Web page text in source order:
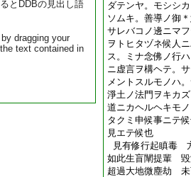
とDDBの見出し語
dragging your
text contained in
ダテンヤ。モシシ
ソムキ。善導ノ御
サレバコノ邊ニマ
ヲトヒタヅネ候人
ス。ミナ念佛ノ行
ニ虚言ヲ構ヘテ。
メントスルモノハ
淨土ノ法門ヲキカ
道ニカヘルヘキモ
タクミ申候事ニテ
見エテ候也
見有修行起瞋毒
如此生盲闡提輩 毀
超過大地微塵劫 未